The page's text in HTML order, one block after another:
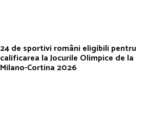
24 de sportivi români eligibili pentru
calificarea la Jocurile Olimpice de la
Milano-Cortina 2026